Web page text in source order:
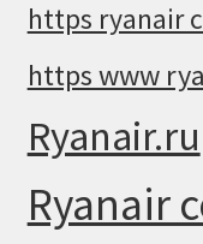
https ryanair
https www
Ryanair.ru
Ryanair